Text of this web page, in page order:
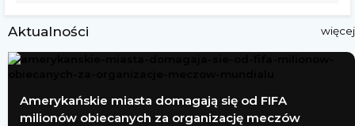
Aktualności więcej
Amerykańskie miasta domagają się od FIFA
milionów obiecanych za organizację meczów